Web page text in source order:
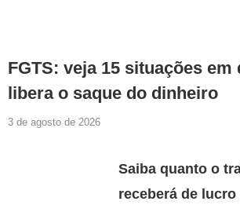
FGTS: veja 15 situações em
libera o saque do dinheiro
3 de agosto de 2026
Saiba quanto o
receberá de lucro